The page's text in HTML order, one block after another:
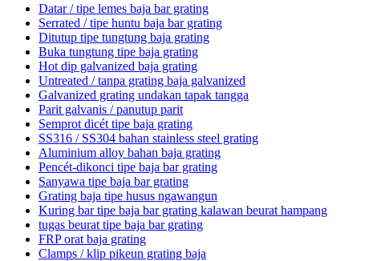
Datar / tipe lemes baja bar grating
Serrated / tipe huntu baja bar grating
Ditutup tipe tungtung baja grating
Buka tungtung tipe baja grating
Hot dip galvanized baja grating
Untreated / tanpa grating baja galvanized
Galvanized grating undakan tapak tangga
Parit galvanis / panutup parit
Semprot dicét tipe baja grating
SS316 / SS304 bahan stainless steel grating
Aluminium alloy bahan baja grating
Pencét-dikonci tipe baja bar grating
Sanyawa tipe baja bar grating
Grating baja tipe husus ngawangun
Kuring bar tipe baja bar grating kalawan beurat hampang
tugas beurat tipe baja bar grating
FRP orat baja grating
Clamps / klip pikeun grating baja